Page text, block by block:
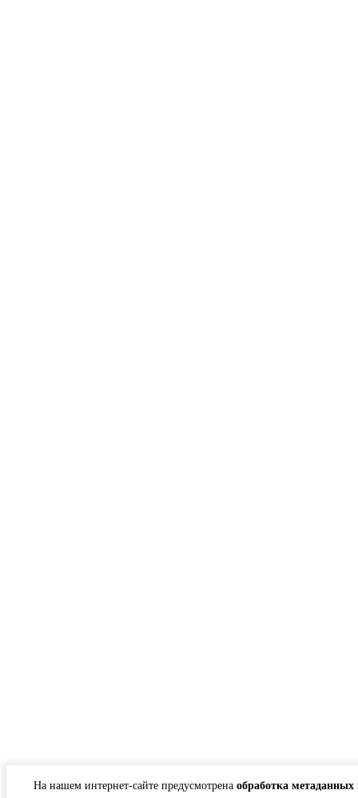
На нашем интернет-сайте предусмотрена обработка метаданных